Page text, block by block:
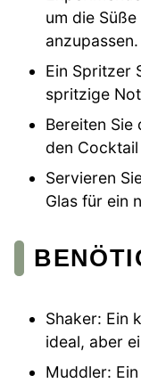
um die
anzupassen.
Ein Spritzer
spritzige
Bereiten Sie
den
Servieren
Glas für ein
Shaker: Ein
ideal, aber
Muddler: